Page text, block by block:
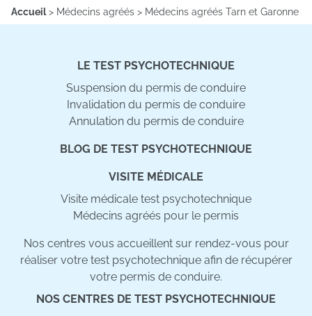
Accueil> Médecins agréés > Médecins agréés Tarn et Garonne
LE TEST PSYCHOTECHNIQUE
Suspension du permis de conduire
Invalidation du permis de conduire
Annulation du permis de conduire
BLOG DE TEST PSYCHOTECHNIQUE
VISITE MÉDICALE
Visite médicale test psychotechnique
Médecins agréés pour le permis
Nos centres vous accueillent sur rendez-vous pour
réaliser votre test psychotechnique afin de récupérer
votre permis de conduire.
NOS CENTRES DE TEST PSYCHOTECHNIQUE